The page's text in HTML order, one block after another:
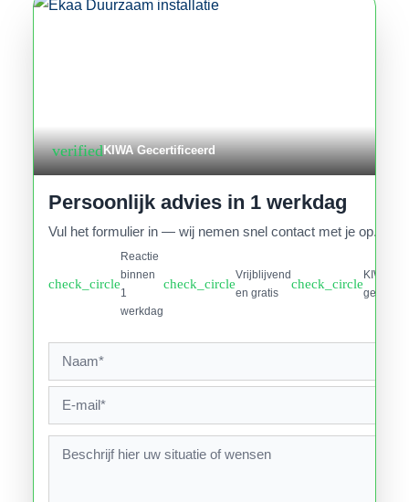
verifiedKIWA Gecertificeerd
Persoonlijk advies in 1 werkdag
Vul het formulier in — wij nemen snel contact met je op.
check_circle
Reactie
binnen
1
werkdag
check_circle
Vrijblijvend
en gratis
check_circle
KIWA